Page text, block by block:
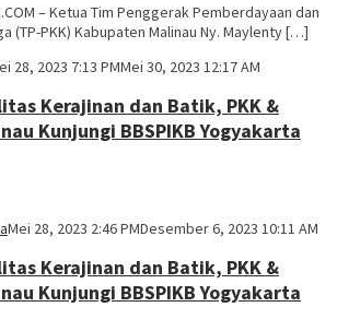
– Ketua Tim Penggerak Pemberdayaan dan
(TP-PKK) Kabupaten Malinau Ny. Maylenty […]
28, 2023 7:13 PMMei 30, 2023 12:17 AM
Kerajinan dan Batik, PKK &
Kunjungi BBSPIKB Yogyakarta
Mei 28, 2023 2:46 PMDesember 6, 2023 10:11 AM
Kerajinan dan Batik, PKK &
Kunjungi BBSPIKB Yogyakarta